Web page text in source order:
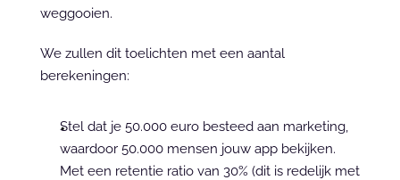
weggooien.
We zullen dit toelichten met een aantal
berekeningen:
Stel dat je 50.000 euro besteed aan marketing,
waardoor 50.000 mensen jouw app bekijken.
Met een retentie ratio van 30% (dit is redelijk met